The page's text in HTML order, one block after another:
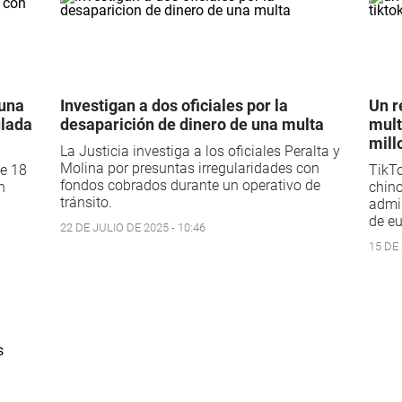
18
Investigan a dos oficiales por la
desaparición de dinero de una multa
La Justicia investiga a los oficiales Peralta y
Molina por presuntas irregularidades con
fondos cobrados durante un operativo de
tránsito.
22 DE JULIO DE 2025 - 10:46
Un
de
15 DE